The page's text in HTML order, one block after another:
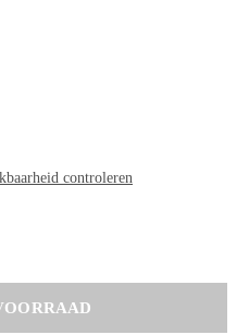
controleren